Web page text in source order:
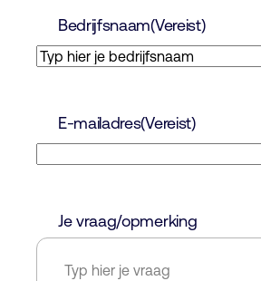
Bedrijfsnaam(Vereist)
E-mailadres(Vereist)
Je vraag/opmerking